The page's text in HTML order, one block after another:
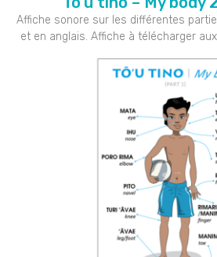
Affiche sonore sur les différentes
et en anglais. Affiche à télécharger